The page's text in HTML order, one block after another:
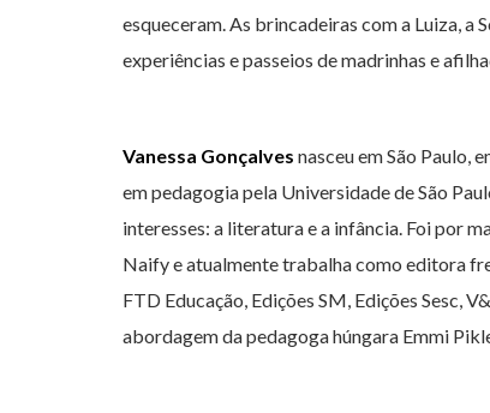
esqueceram. As brincadeiras com a Luiza, a
experiências e passeios de madrinhas e
Vanessa Gonçalves nasceu em São Paulo,
em pedagogia pela Universidade de São
interesses: a literatura e a infância. Foi por
Naify e atualmente trabalha como editora
FTD Educação, Edições SM, Edições Sesc,
abordagem da pedagoga húngara Emmi